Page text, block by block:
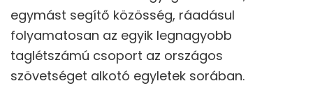
egymást segítő közösség, ráadásul
folyamatosan az egyik legnagyobb
taglétszámú csoport az országos
szövetséget alkotó egyletek sorában.